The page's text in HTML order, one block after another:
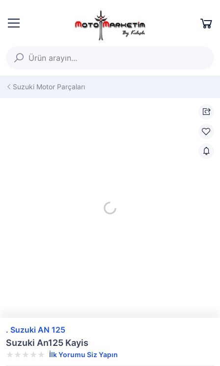
Suzuki Motor Parçaları
. Suzuki AN 125
Suzuki An125 Kayis
İlk Yorumu Siz Yapın